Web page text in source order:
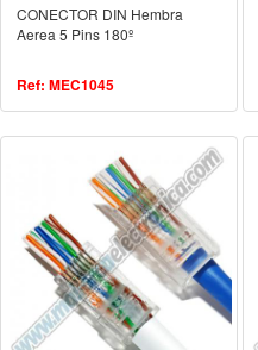
CONECTOR DIN Hembra
Aerea 5 Pins 180º
Ref: MEC1045